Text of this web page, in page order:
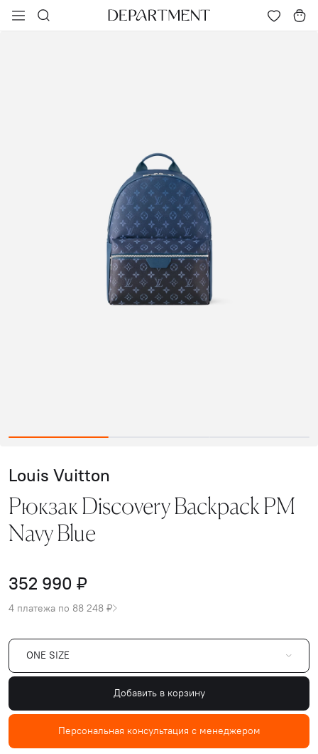
Louis Vuitton
Рюкзак Discovery Backpack PM
Navy Blue
352 990 ₽
4 платежа по 88 248 ₽
ONE SIZE
Добавить в корзину
Персональная консультация с менеджером